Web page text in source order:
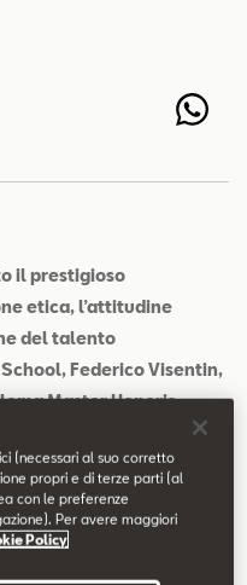
il prestigioso
etica, l’attitudine
del talento
Federico Visentin,
Master Honoris
Meo, ha ricevuto il
(necessari al suo corretto
propri e di terze parti (al
con le preferenze
Per avere maggiori
Policy